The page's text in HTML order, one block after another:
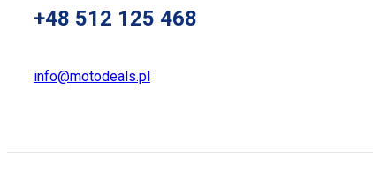
+48 512 125 468
info@motodeals.pl